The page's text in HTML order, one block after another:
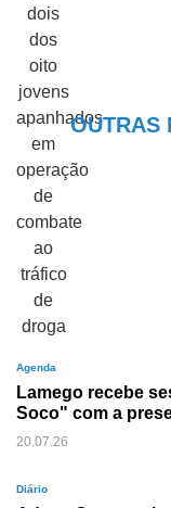
OUTRAS
Agenda
Lamego recebe
Soco" com a
20.07.26
Diário